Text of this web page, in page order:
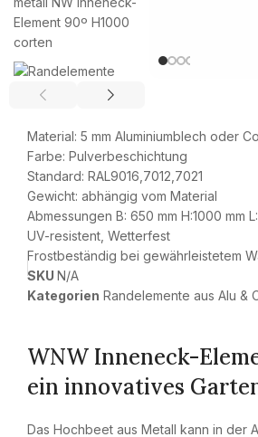
Material: 5 mm Aluminiumblech oder
Farbe: Pulverbeschichtung
Standard: RAL9016,7012,7021
Gewicht: abhängig vom Material
Abmessungen B: 650 mm H:1000 mm
UV-resistent, Wetterfest
Frostbeständig bei gewährleistetem
SKU N/A
Kategorien Randelemente aus Alu &
WNW Inneneck-
ein innovatives
Das Hochbeet aus Metall kann in der